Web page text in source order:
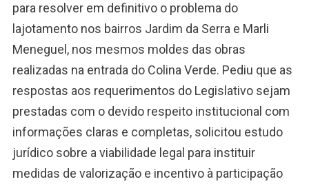
para resolver em definitivo o problema do
lajotamento nos bairros Jardim da Serra e Marli
Meneguel, nos mesmos moldes das obras
realizadas na entrada do Colina Verde. Pediu que as
respostas aos requerimentos do Legislativo sejam
prestadas com o devido respeito institucional com
informações claras e completas, solicitou estudo
jurídico sobre a viabilidade legal para instituir
medidas de valorização e incentivo à participação